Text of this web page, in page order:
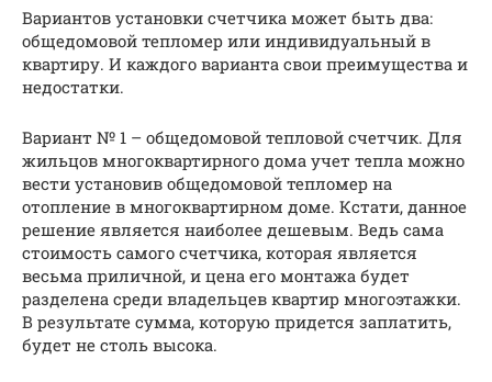
Вариантов установки счетчика может быть два:
общедомовой тепломер или индивидуальный в
квартиру. И каждого варианта свои преимущества и
недостатки.
Вариант № 1 – общедомовой тепловой счетчик. Для
жильцов многоквартирного дома учет тепла можно
вести установив общедомовой тепломер на
отопление в многоквартирном доме. Кстати, данное
решение является наиболее дешевым. Ведь сама
стоимость самого счетчика, которая является
весьма приличной, и цена его монтажа будет
разделена среди владельцев квартир многоэтажки.
В результате сумма, которую придется заплатить,
будет не столь высока.